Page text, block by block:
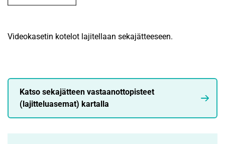
Videokasetin kotelot lajitellaan sekajätteeseen.
Katso sekajätteen vastaanottopisteet
(lajitteluasemat) kartalla